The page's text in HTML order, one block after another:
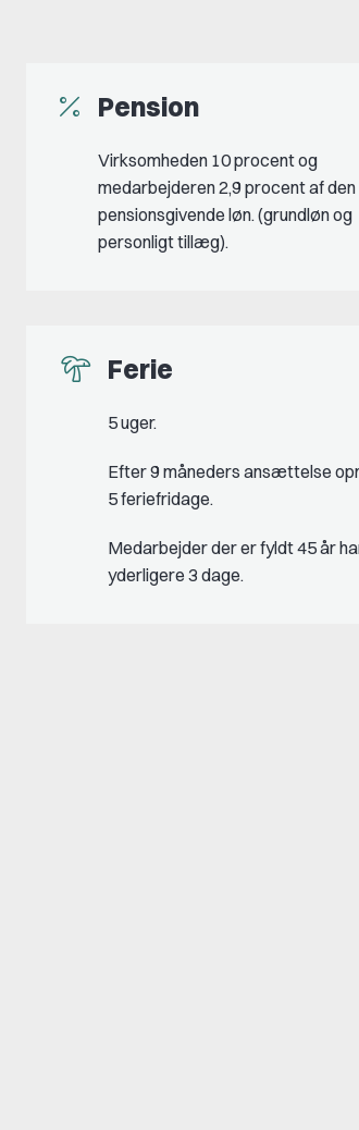
Pension
Virksomheden 10 procent og
medarbejderen 2,9 procent af den
pensionsgivende løn. (grundløn og
personligt tillæg).
Ferie
5 uger.
Efter 9 måneders ansættelse
5 feriefridage.
Medarbejder der er fyldt 45 år
yderligere 3 dage.